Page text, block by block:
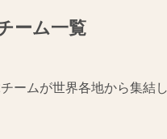
ーム一覧
ームが世界各地から集結